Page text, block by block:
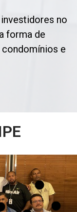
no
forma de
e